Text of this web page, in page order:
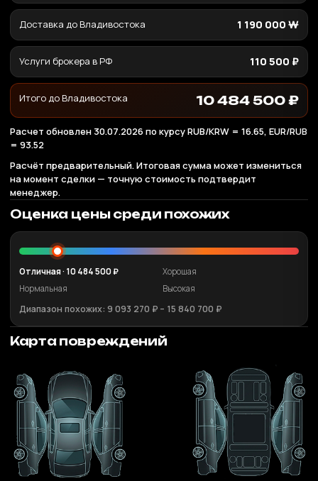
Доставка до Владивостока 1 190 000 ₩
Услуги брокера в РФ 110 500 ₽
Итого до Владивостока 10 484 500 ₽
Расчет обновлен 30.07.2026 по курсу RUB/KRW = 16.65, EUR/RUB
= 93.52
Расчёт предварительный. Итоговая сумма может измениться
на момент сделки — точную стоимость подтвердит
менеджер.
Оценка цены среди похожих
Отличная · 10 484 500 ₽
Хорошая
Нормальная
Высокая
Диапазон похожих: 9 093 270 ₽ – 15 840 700 ₽
Карта повреждений